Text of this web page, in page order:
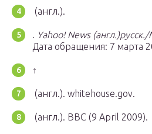
(англ.).
. Yahoo! News
Дата обращения: 7 марта
↑
(англ.). whitehouse.gov.
(англ.). BBC (9 April 2009).